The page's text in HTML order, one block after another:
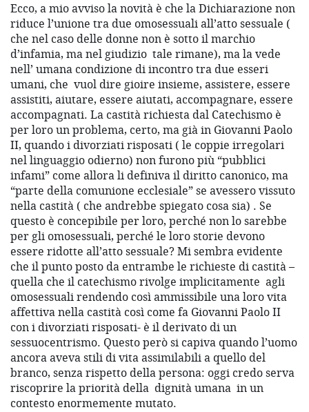
Ecco, a mio avviso la novità è che la Dichiarazione non
riduce l’unione tra due omosessuali all’atto sessuale (
che nel caso delle donne non è sotto il marchio
d’infamia, ma nel giudizio tale rimane), ma la vede
nell’ umana condizione di incontro tra due esseri
umani, che vuol dire gioire insieme, assistere, essere
assistiti, aiutare, essere aiutati, accompagnare, essere
accompagnati. La castità richiesta dal Catechismo è
per loro un problema, certo, ma già in Giovanni Paolo
II, quando i divorziati risposati ( le coppie irregolari
nel linguaggio odierno) non furono più “pubblici
infami” come allora li definiva il diritto canonico, ma
“parte della comunione ecclesiale” se avessero vissuto
nella castità ( che andrebbe spiegato cosa sia) . Se
questo è concepibile per loro, perché non lo sarebbe
per gli omosessuali, perché le loro storie devono
essere ridotte all’atto sessuale? Mi sembra evidente
che il punto posto da entrambe le richieste di castità –
quella che il catechismo rivolge implicitamente agli
omosessuali rendendo così ammissibile una loro vita
affettiva nella castità così come fa Giovanni Paolo II
con i divorziati risposati- è il derivato di un
sessuocentrismo. Questo però si capiva quando l’uomo
ancora aveva stili di vita assimilabili a quello del
branco, senza rispetto della persona: oggi credo serva
riscoprire la priorità della dignità umana in un
contesto enormemente mutato.